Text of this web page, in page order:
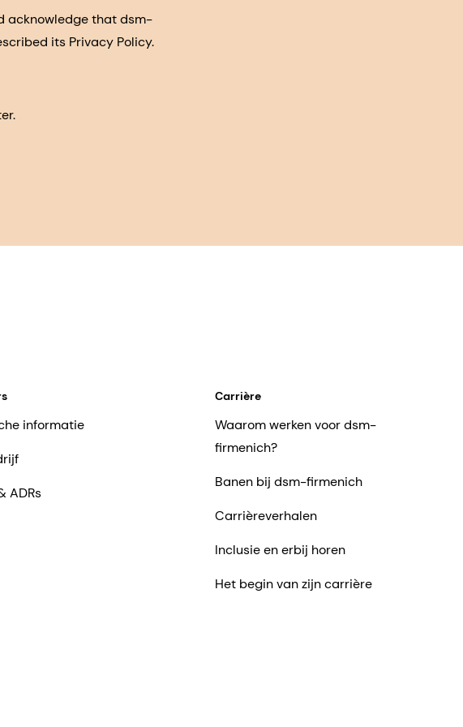
acknowledge that dsm-
its Privacy Policy.
informatie
ADRs
Carrière
Waarom werken voor dsm-
firmenich?
Banen bij dsm-firmenich
Carrièreverhalen
Inclusie en erbij horen
Het begin van zijn carrière